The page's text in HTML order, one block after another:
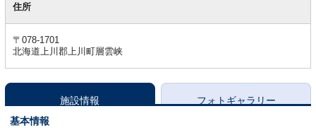
住所
〒078-1701
北海道上川郡上川町層雲峡
施設情報
フォトギャラリー
基本情報